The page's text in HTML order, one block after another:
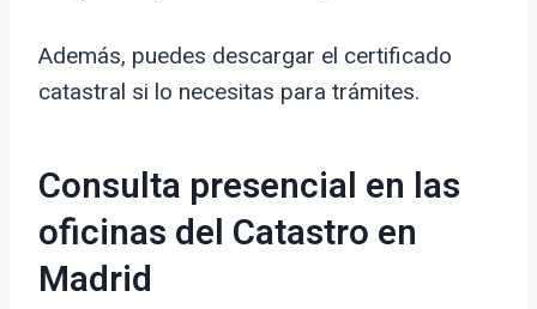
Además, puedes descargar el certificado
catastral si lo necesitas para trámites.
Consulta presencial en las
oficinas del Catastro en
Madrid